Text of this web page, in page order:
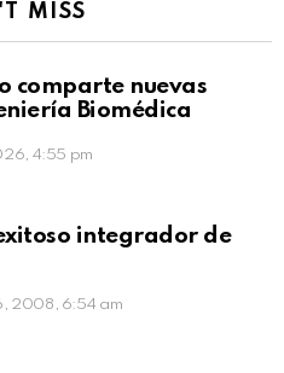
MISS
this post
comparte nuevas
Biomédica
4:55 pm
integrador de
2008, 6:54 am